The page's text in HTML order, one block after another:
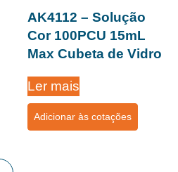
AK4112 – Solução
Cor 100PCU 15mL
Max Cubeta de Vidro
Ler mais
Adicionar às cotações